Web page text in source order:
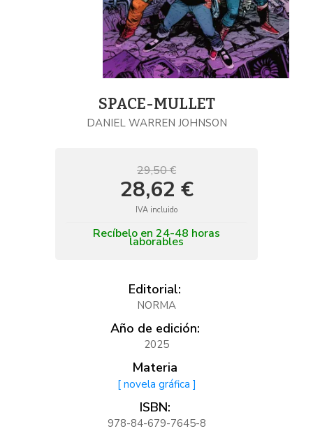
SPACE-MULLET
DANIEL WARREN JOHNSON
29,50 €
28,62 €
IVA incluido
Recíbelo en 24-48 horas
laborables
Editorial:
NORMA
Año de edición:
2025
Materia
[ novela gráfica ]
ISBN:
978-84-679-7645-8